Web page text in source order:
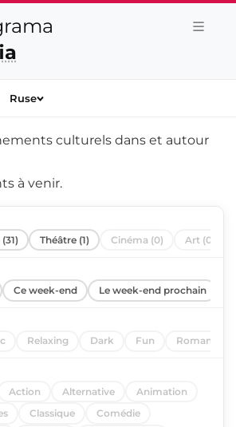
Ruse
culturels dans et autour
à venir.
Théâtre (1) Cinéma (0) Art (0)
Ce week-end Le week-end prochain
Relaxing Dark Fun Romantic
Action Alternative
Animation
Classique
Comédie